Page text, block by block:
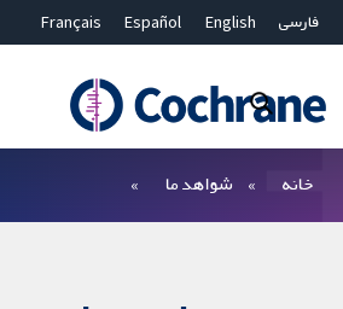
فارسی English
Español
Français
Bahasa Malaysia
ไทย
繁體中文
خانه شواهد ما